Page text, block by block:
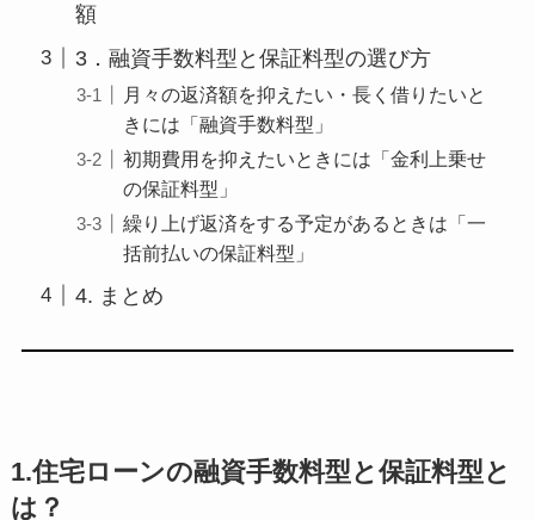
額
3．融資手数料型と保証料型の選び方
月々の返済額を抑えたい・長く借りたいと
きには「融資手数料型」
初期費用を抑えたいときには「金利上乗せ
の保証料型」
繰り上げ返済をする予定があるときは「一
括前払いの保証料型」
4. まとめ
1.住宅ローンの融資手数料型と保証料型と
は？